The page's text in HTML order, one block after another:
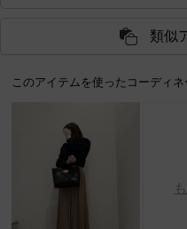
類似
このアイテムを使ったコーディネ